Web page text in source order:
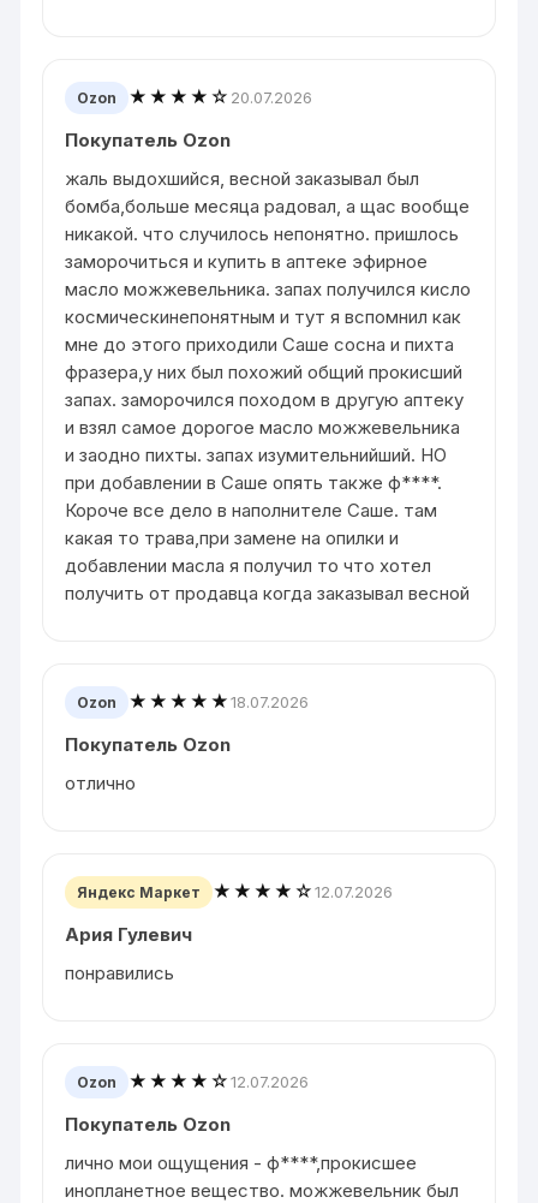
Ozon ★★★★☆ 20.07.2026
Покупатель Ozon
жаль выдохшийся, весной заказывал был
бомба,больше месяца радовал, а щас вообще
никакой. что случилось непонятно. пришлось
заморочиться и купить в аптеке эфирное
масло можжевельника. запах получился кисло
космическинепонятным и тут я вспомнил как
мне до этого приходили Саше сосна и пихта
фразера,у них был похожий общий прокисший
запах. заморочился походом в другую аптеку
и взял самое дорогое масло можжевельника
и заодно пихты. запах изумительнийший. НО
при добавлении в Саше опять также ф****.
Короче все дело в наполнителе Саше. там
какая то трава,при замене на опилки и
добавлении масла я получил то что хотел
получить от продавца когда заказывал весной
Ozon ★★★★★18.07.2026
Покупатель Ozon
отлично
Яндекс Маркет ★★★★☆12.07.2026
Ария Гулевич
понравились
Ozon ★★★★☆12.07.2026
Покупатель Ozon
лично мои ощущения - ф****,прокисшее
инопланетное вещество. можжевельник был